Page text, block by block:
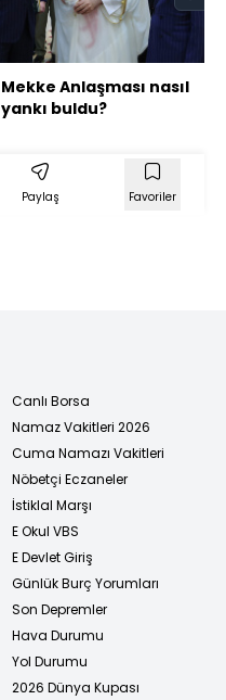
Mekke Anlaşması nasıl
yankı buldu?
Paylaş Favoriler
Canlı Borsa
Namaz Vakitleri 2026
Cuma Namazı Vakitleri
Nöbetçi Eczaneler
İstiklal Marşı
E Okul VBS
E Devlet Giriş
Günlük Burç Yorumları
Son Depremler
Hava Durumu
Yol Durumu
2026 Dünya Kupası